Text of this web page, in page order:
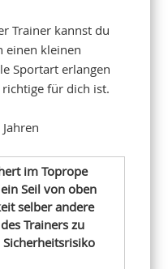
Trainer kannst du
einen kleinen
Sportart erlangen
für dich ist.
im Toprope
Seil von oben
selber andere
Trainers zu